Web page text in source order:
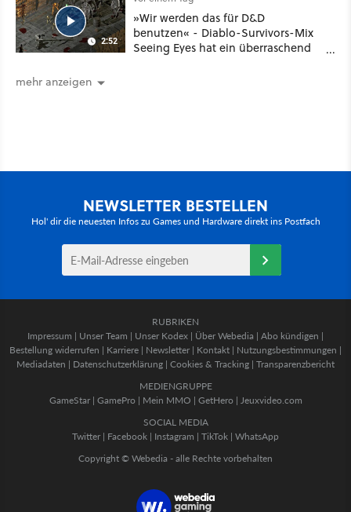
2:52
»Wir werden das für D&D
benutzen« - Diablo-Survivors-Mix
Seeing Eyes hat ein überraschend
mehr anzeigen
NEWSLETTER BESTELLEN
Hol' dir die neuesten Infos zu Games und Hardware direkt ins Postfach
RUBRIKEN
Impressum | Unser Team | Unser Kodex | Über Webedia | Abo kündigen |
Bestellung widerrufen | Karriere | Newsletter | Kontakt | Nutzungsbestimmungen |
Mediadaten | Datenschutzerklärung | Cookies & Tracking | Transparenzbericht
MEDIENGRUPPE
GameStar| GamePro | Mein MMO | GetHero | Jeuxvideo.com
SOCIAL MEDIA
Twitter | Facebook | Instagram | TikTok | WhatsApp
Copyright © Webedia - alle Rechte vorbehalten